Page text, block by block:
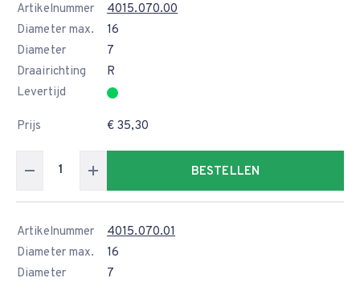
Artikelnummer
4015.070.00
Diameter max.
16
Diameter
7
Draairichting
R
Levertijd
Prijs € 35,30
BESTELLEN
Artikelnummer
4015.070.01
Diameter max.
16
Diameter
7